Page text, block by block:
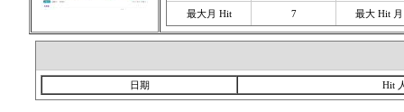
最大月 Hit 7 最大 Hit 月
日期 Hit